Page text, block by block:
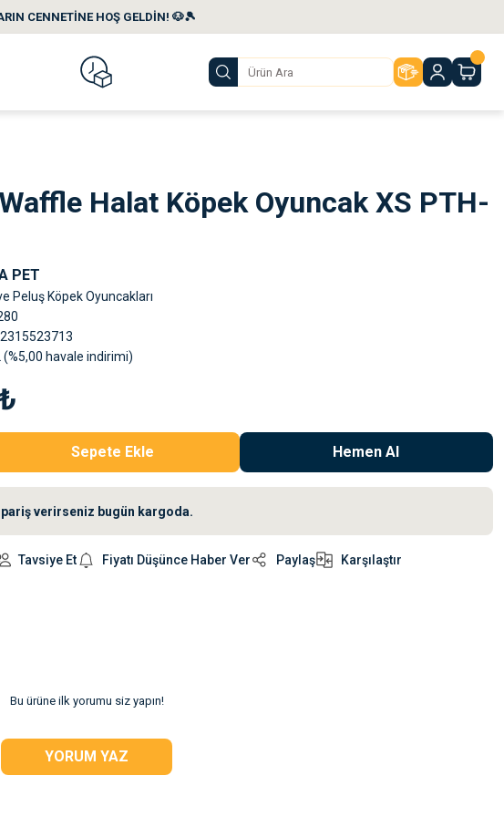
CENNETİNE HOŞ GELDİN! 🐶🎾
Halat Köpek Oyuncak XS PTH-
PET
Peluş Köpek Oyuncakları
(%5,00 havale indirimi)
Sepete Ekle Hemen Al
verirseniz bugün kargoda.
Tavsiye Et Fiyatı Düşünce Haber Ver Paylaş Karşılaştır
Bu ürüne ilk yorumu siz yapın!
YORUM YAZ